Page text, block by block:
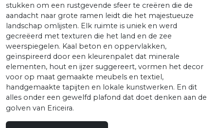
stukken om een rustgevende sfeer te creëren die de
aandacht naar grote ramen leidt die het majestueuze
landschap omlijsten. Elk ruimte is uniek en werd
gecreëerd met texturen die het land en de zee
weerspiegelen. Kaal beton en oppervlakken,
geïnspireerd door een kleurenpalet dat minerale
elementen, hout en ijzer suggereert, vormen het decor
voor op maat gemaakte meubels en textiel,
handgemaakte tapijten en lokale kunstwerken. En dit
alles onder een gewelfd plafond dat doet denken aan de
golven van Ericeira.